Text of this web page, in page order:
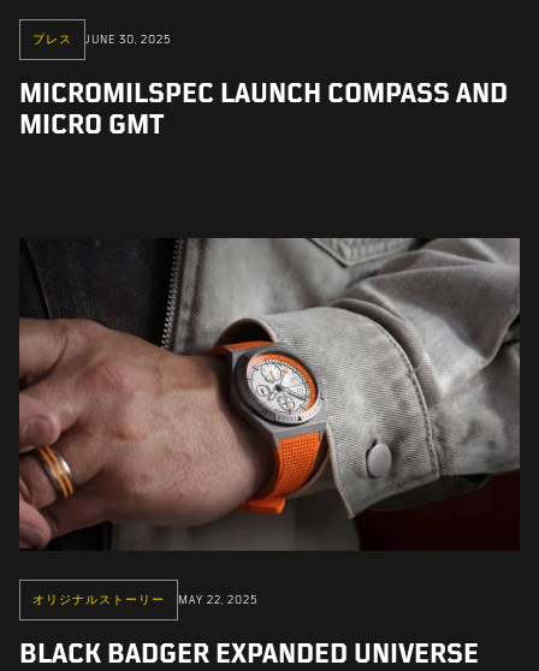
プレス JUNE 30, 2025
MICROMILSPEC LAUNCH COMPASS AND
MICRO GMT
オリジナルストーリー MAY 22, 2025
BLACK BADGER EXPANDED UNIVERSE